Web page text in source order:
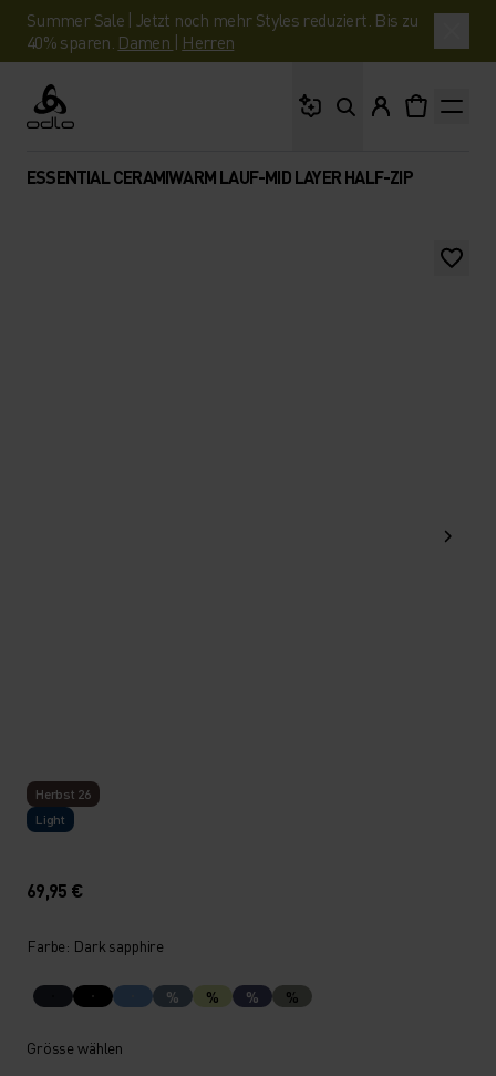
Summer Sale | Jetzt noch mehr Styles reduziert. Bis zu
40% sparen. Damen | Herren
Odlo
ESSENTIAL CERAMIWARM LAUF-MID LAYER HALF-ZIP
Herbst 26
Light
69,95 €
Farbe: Dark sapphire
% % % %
Grösse wählen